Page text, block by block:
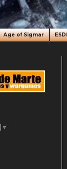
Age of Sigmar
▼